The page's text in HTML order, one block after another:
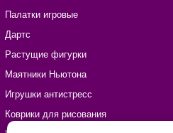
Палатки игровые
Дартс
Растущие фигурки
Маятники Ньютона
Игрушки антистресс
Коврики для рисования